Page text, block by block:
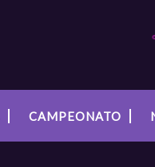
CAMPEONATO